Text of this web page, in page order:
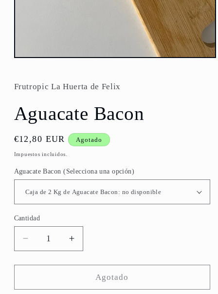
Abrir
1
en
modal
Frutropic La Huerta de Felix
Aguacate Bacon
Precio
habitual
€12,80 EUR Agotado
Impuestos incluidos.
Aguacate Bacon (Selecciona una opción)
Cantidad
Reducir
cantidad
para
Bacon
Aumentar
cantidad
para
Aguacate
Bacon
Agotado